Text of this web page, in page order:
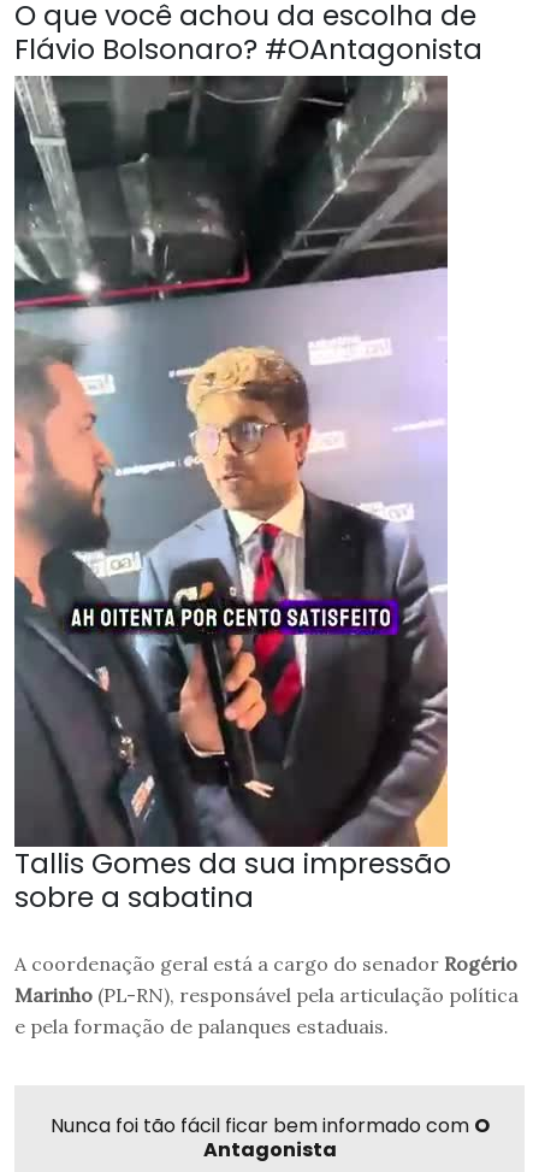
O que você achou da escolha de
Flávio Bolsonaro? #OAntagonista
Tallis Gomes da sua impressão
sobre a sabatina
A coordenação geral está a cargo do senador Rogério
Marinho (PL-RN), responsável pela articulação política
e pela formação de palanques estaduais.
Nunca foi tão fácil ficar bem informado com O
Antagonista